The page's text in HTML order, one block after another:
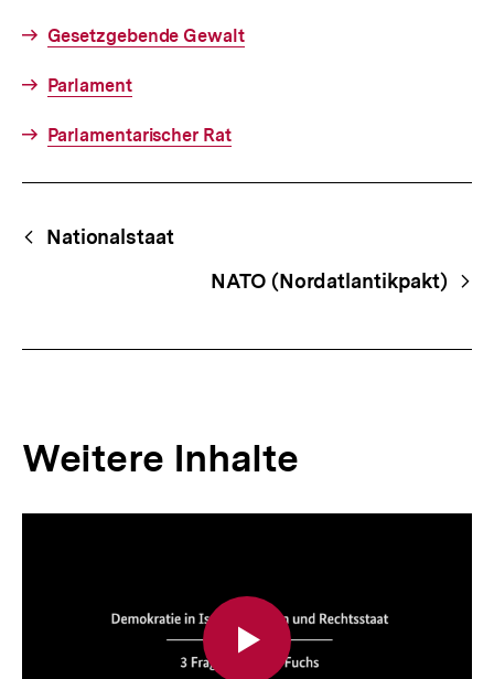
Gesetzgebende Gewalt
Parlament
Parlamentarischer Rat
Begriffsnavigation
Content-
Navigation
Nationalstaat
NATO (Nordatlantikpakt)
Weitere Inhalte